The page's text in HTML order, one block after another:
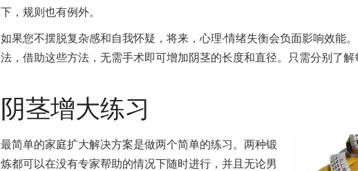
下，规则也有例外。
如果您不摆脱复杂感和自我怀疑，将来，心理-情绪失衡会负面影响效能
法，借助这些方法，无需手术即可增加阴茎的长度和直径。只需分别了解
阴茎增大练习
最简单的家庭扩大解决方案是做两个简单的练习。两种锻
炼都可以在没有专家帮助的情况下随时进行，并且无论男